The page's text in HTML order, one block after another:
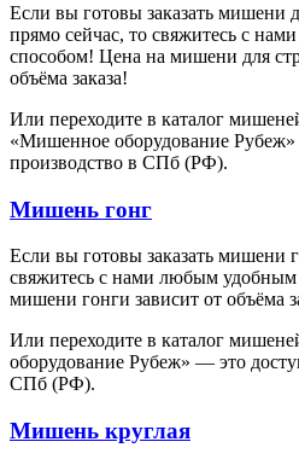
Если вы готовы заказать мишени
прямо сейчас, то свяжитесь с
способом! Цена на мишени для
объёма заказа!
Или переходите в каталог
«Мишенное оборудование
производство в СПб (РФ).
Мишень гонг
Если вы готовы заказать мишени
свяжитесь с нами любым
мишени гонги зависит от объёма
Или переходите в каталог
оборудование Рубеж» — это
СПб (РФ).
Мишень круглая